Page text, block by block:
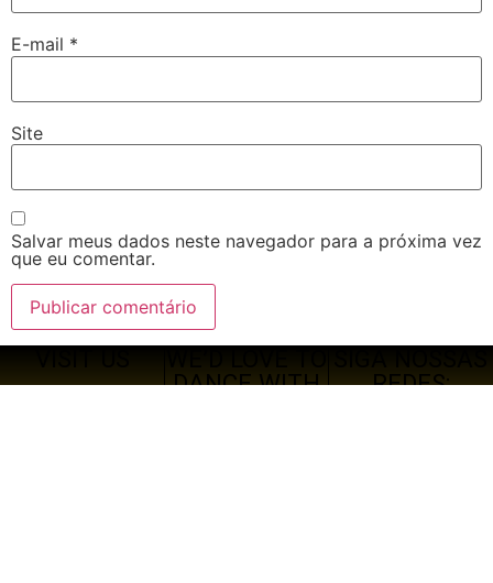
E-mail *
Site
Salvar meus dados neste navegador para a próxima vez
que eu comentar.
DANCE WITH
REDES: